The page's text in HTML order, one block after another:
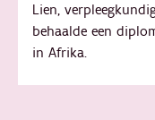
Lien,
behaalde een
in Afrika.